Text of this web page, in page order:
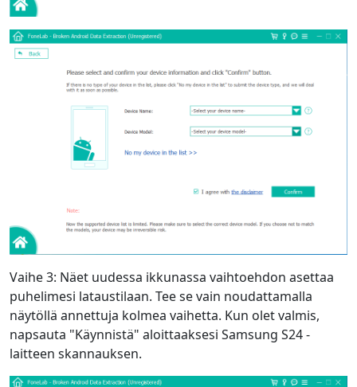
Vaihe 3: Näet uudessa ikkunassa vaihtoehdon asettaa
puhelimesi lataustilaan. Tee se vain noudattamalla
näytöllä annettuja kolmea vaihetta. Kun olet valmis,
napsauta "Käynnistä" aloittaaksesi Samsung S24 -
laitteen skannauksen.